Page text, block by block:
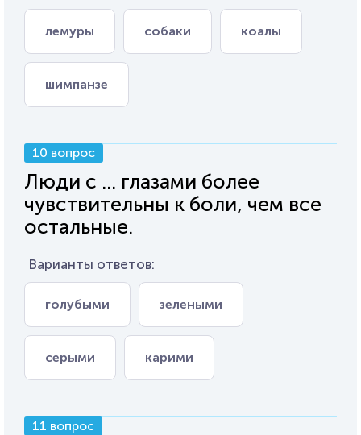
лемуры собаки коалы
шимпанзе
10 вопрос
Люди с ... глазами более
чувствительны к боли, чем все
остальные.
Варианты ответов:
голубыми зелеными
серыми карими
11 вопрос